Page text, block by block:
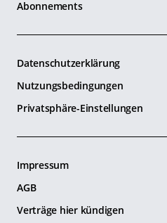
Abonnements
Datenschutzerklärung
Nutzungsbedingungen
Privatsphäre-Einstellungen
Impressum
AGB
Verträge hier kündigen